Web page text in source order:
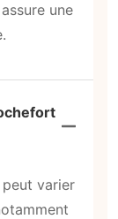
une
peut varier